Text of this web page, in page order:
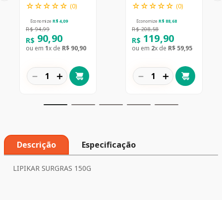
☆☆☆☆☆ (0)
Economize R$ 4,09
R$ 94,99
R$ 90,90
ou em 1x de R$ 90,90
＋
－
☆☆☆☆☆ (0)
Economize R$ 88,68
R$ 208,58
R$ 119,90
ou em 2x de R$ 59,95
＋
－
Descrição Especificação
LIPIKAR SURGRAS 150G